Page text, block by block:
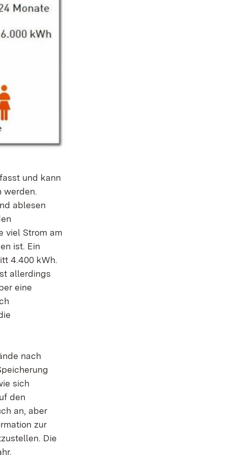
und kann
werden.
ablesen
viel Strom am
ist. Ein
4.400 kWh.
allerdings
eine
nach
sich
den
an, aber
zur
Die